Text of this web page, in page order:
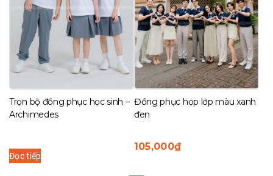
Trọn bộ đồng phục học sinh –
Archimedes
Đọc tiếp
Đồng phục họp lớp màu xanh
đen
105,000₫